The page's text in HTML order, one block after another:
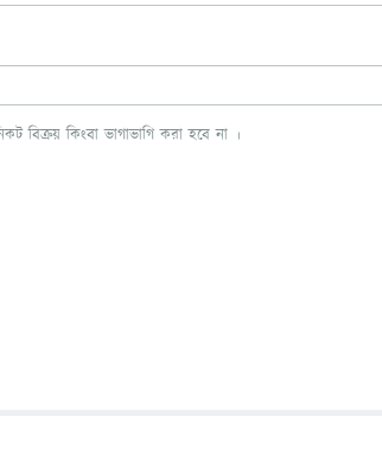
বিক্রয় কিংবা ভাগাভাগি করা হবে না ।